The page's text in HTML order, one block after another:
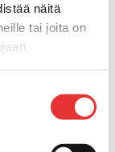
näitä
tai joita on
tarvikkeet